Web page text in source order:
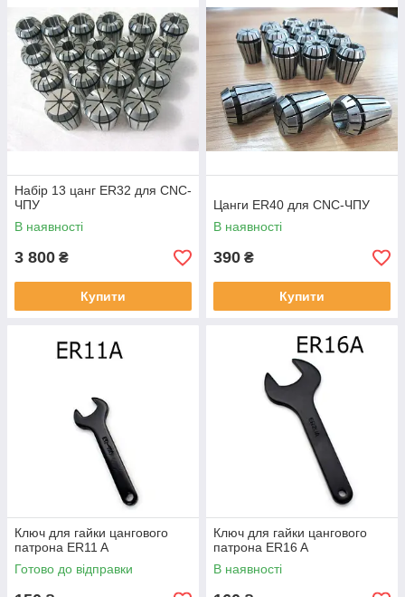
Набір 13 цанг ER32 для CNC-
ЧПУ
В наявності
3 800 ₴
Купити
Цанги ER40 для CNC-ЧПУ
В наявності
390 ₴
Купити
Ключ для гайки цангового
патрона ER11 A
Готово до відправки
Ключ для гайки цангового
патрона ER16 A
В наявності